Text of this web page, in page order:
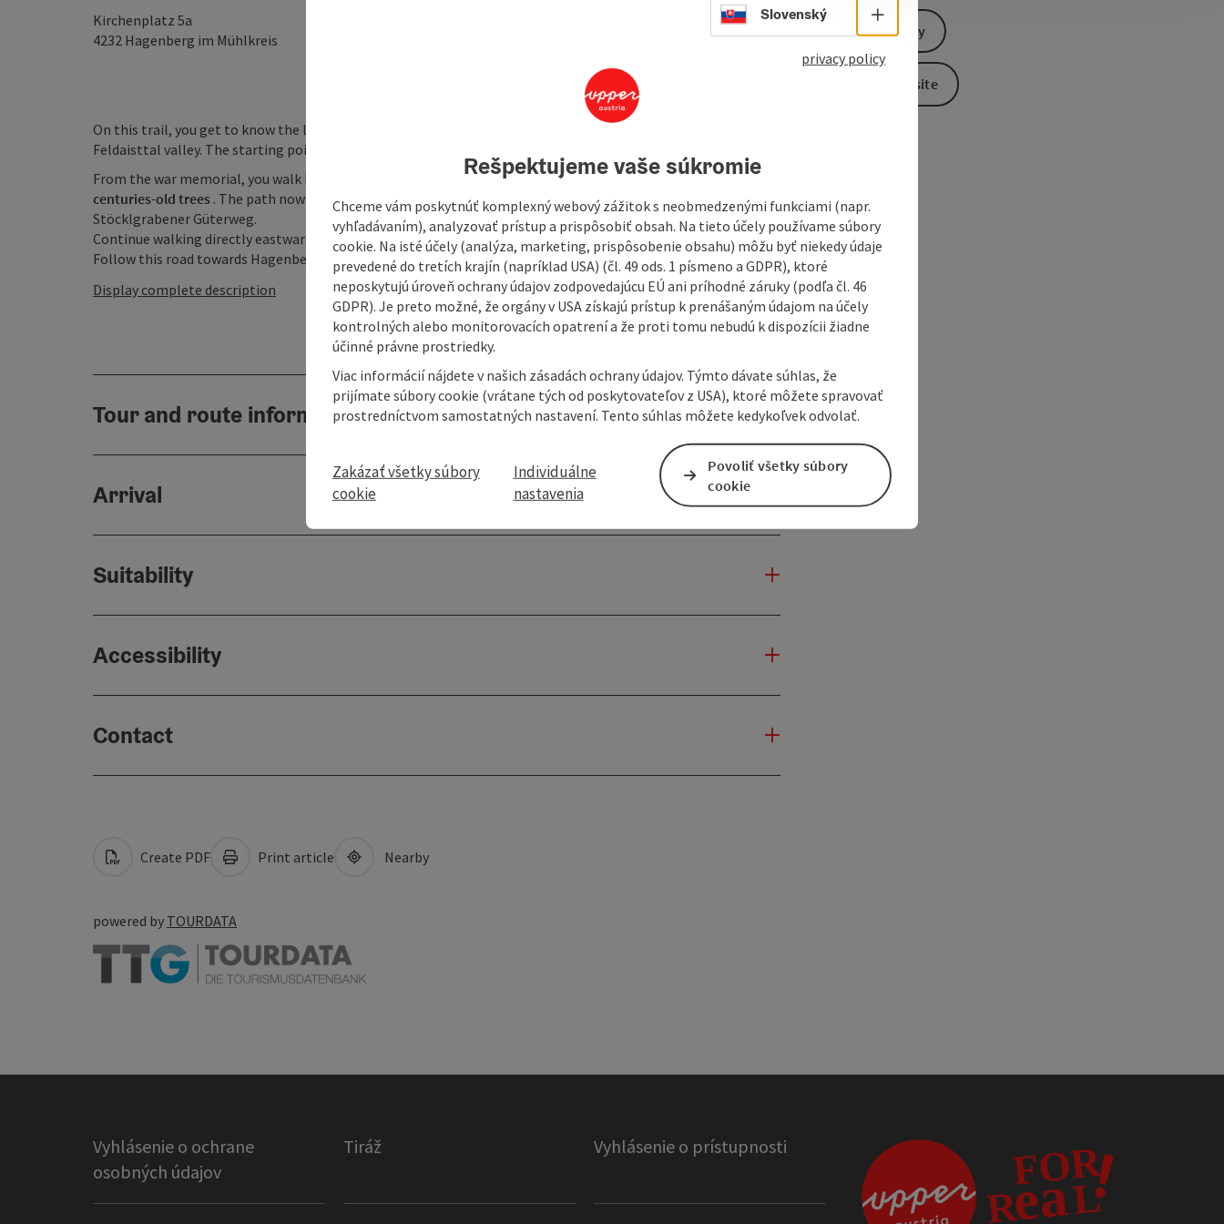
Kirchenplatz 5a
4232 Hagenberg im Mühlkreis open in Google Maps
Open in Apple Maps
On this trail, you get to know the location of the village between the Visnitzbach nature experience and the
Feldaisttal valley. The starting point is the war memorial in the centre of the village.
From the war memorial, you walk between the two snails through the castle park, in which there are
centuries-old trees . The path now meanders down to the Visnitz, which you follow downhill to the
Stöcklgrabener Güterweg.
Continue walking directly eastwards, leave the Güterweg and walk through a small forest to the main road.
Follow this road towards Hagenberg until the signpost leads into the Aisttal valley. ...
Display complete description
Tour and route information
Arrival
Suitability
Accessibility
Contact
Send inquiry
To the website
Create PDF Print article Nearby
powered by TOURDATA
Vyhlásenie o ochrane
osobných údajov
Tiráž Vyhlásenie o prístupnosti
Select language - Open menu
Slovenský
privacy policy
Rešpektujeme vaše súkromie
Chceme vám poskytnúť komplexný webový zážitok s neobmedzenými funkciami (napr.
vyhľadávaním), analyzovať prístup a prispôsobiť obsah. Na tieto účely používame súbory
cookie. Na isté účely (analýza, marketing, prispôsobenie obsahu) môžu byť niekedy údaje
prevedené do tretích krajín (napríklad USA) (čl. 49 ods. 1 písmeno a GDPR), ktoré
neposkytujú úroveň ochrany údajov zodpovedajúcu EÚ ani príhodné záruky (podľa čl. 46
GDPR). Je preto možné, že orgány v USA získajú prístup k prenášaným údajom na účely
kontrolných alebo monitorovacích opatrení a že proti tomu nebudú k dispozícii žiadne
účinné právne prostriedky.
Viac informácií nájdete v našich zásadách ochrany údajov. Týmto dávate súhlas, že
prijímate súbory cookie (vrátane tých od poskytovateľov z USA), ktoré môžete spravovať
prostredníctvom samostatných nastavení. Tento súhlas môžete kedykoľvek odvolať.
Zakázať všetky súbory
cookie
Individuálne
nastavenia
Povoliť všetky súbory
cookie